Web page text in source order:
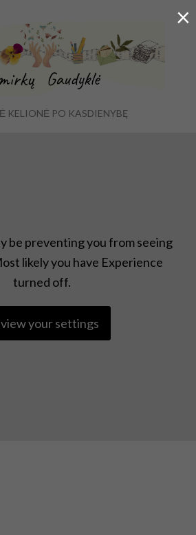
KELIONĖ PO KASDIENYBĘ
be preventing you from seeing
likely you have Experience
turned off.
your settings
×